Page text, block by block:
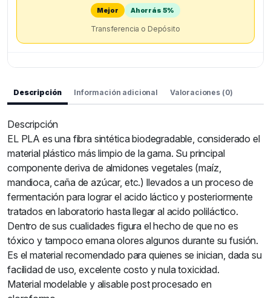
Mejor Ahorrás 5%
Transferencia o Depósito
Descripción Información adicional Valoraciones (0)
Descripción
EL PLA es una fibra sintética biodegradable, considerado el
material plástico más limpio de la gama. Su principal
componente deriva de almidones vegetales (maíz,
mandioca, caña de azúcar, etc.) llevados a un proceso de
fermentación para lograr el acido láctico y posteriormente
tratados en laboratorio hasta llegar al acido poliláctico.
Dentro de sus cualidades figura el hecho de que no es
tóxico y tampoco emana olores algunos durante su fusión.
Es el material recomendado para quienes se inician, dada su
facilidad de uso, excelente costo y nula toxicidad.
Material modelable y alisable post procesado en